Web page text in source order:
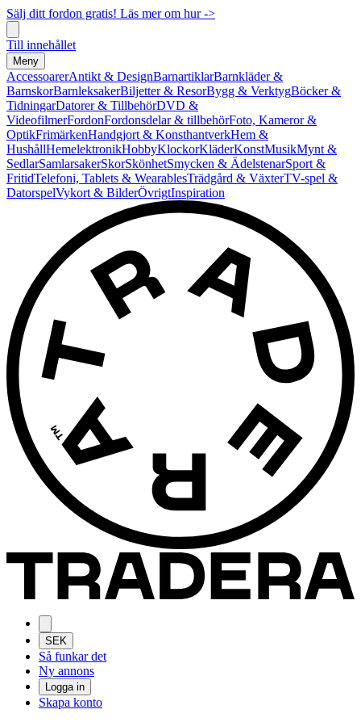
Sälj ditt fordon gratis! Läs mer om hur ->
Till innehållet
Meny
AccessoarerAntikt & DesignBarnartiklarBarnkläder &
BarnskorBarnleksakerBiljetter & ResorBygg & VerktygBöcker &
TidningarDatorer & TillbehörDVD &
VideofilmerFordonFordonsdelar & tillbehörFoto, Kameror &
OptikFrimärkenHandgjort & KonsthantverkHem &
HushållHemelektronikHobbyKlockorKläderKonstMusikMynt &
SedlarSamlarsakerSkorSkönhetSmycken & ÄdelstenarSport &
FritidTelefoni, Tablets & WearablesTrädgård & VäxterTV-spel &
DatorspelVykort & BilderÖvrigtInspiration
SEK
Så funkar det
Ny annons
Logga in
Skapa konto